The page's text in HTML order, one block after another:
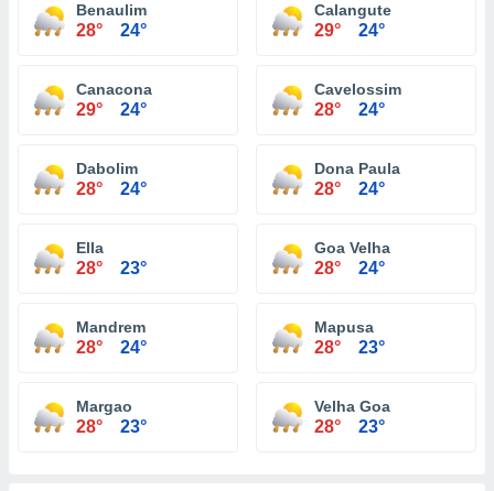
Benaulim
28° 24°
Calangute
29° 24°
Canacona
29° 24°
Cavelossim
28° 24°
Dabolim
28° 24°
Dona Paula
28° 24°
Ella
28° 23°
Goa Velha
28° 24°
Mandrem
28° 24°
Mapusa
28° 23°
Margao
28° 23°
Velha Goa
28° 23°